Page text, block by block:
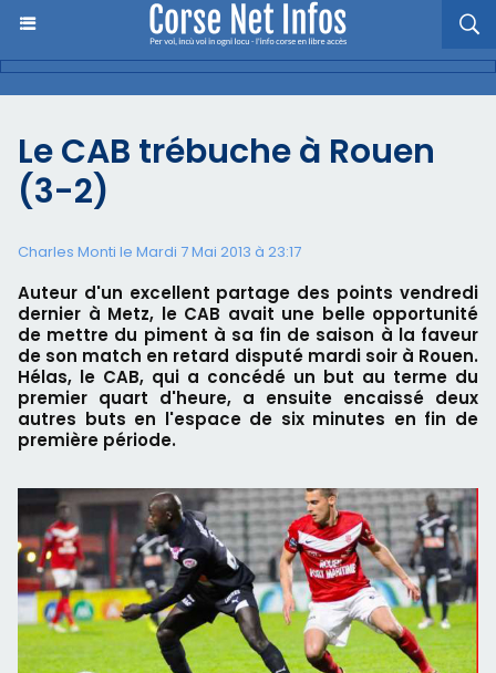
Le CAB trébuche à Rouen
(3-2)
Charles Monti le Mardi 7 Mai 2013 à 23:17
Auteur d'un excellent partage des points vendredi
dernier à Metz, le CAB avait une belle opportunité
de mettre du piment à sa fin de saison à la faveur
de son match en retard disputé mardi soir à Rouen.
Hélas, le CAB, qui a concédé un but au terme du
premier quart d'heure, a ensuite encaissé deux
autres buts en l'espace de six minutes en fin de
première période.